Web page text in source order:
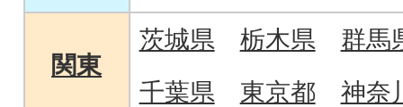
関東
茨城県 栃木県
群馬
千葉県
東京都 神奈